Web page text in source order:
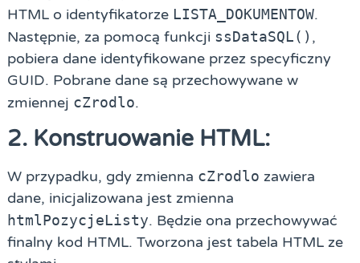
HTML o identyfikatorze LISTA_DOKUMENTOW.
Następnie, za pomocą funkcji ssDataSQL() ,
pobiera dane identyfikowane przez specyficzny
GUID. Pobrane dane są przechowywane w
zmiennej cZrodlo.
2. Konstruowanie HTML:
W przypadku, gdy zmienna cZrodlo zawiera
dane, inicjalizowana jest zmienna
htmlPozycjeListy. Będzie ona przechowywać
finalny kod HTML. Tworzona jest tabela HTML ze